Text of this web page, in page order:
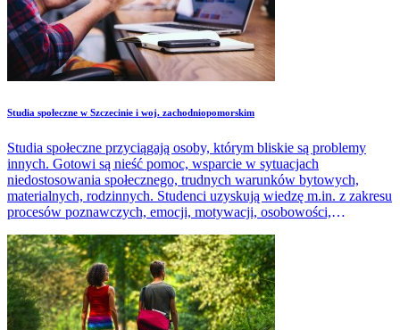
Studia społeczne w Szczecinie i woj. zachodniopomorskim
Studia społeczne przyciągają osoby, którym bliskie są problemy
innych. Gotowi są nieść pomoc, wsparcie w sytuacjach
niedostosowania społecznego, trudnych warunków bytowych,
materialnych, rodzinnych. Studenci uzyskują wiedzę m.in. z zakresu
procesów poznawczych, emocji, motywacji, osobowości,